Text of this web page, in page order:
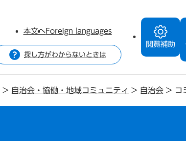
閲覧補助
本文へForeign languages
探し方がわからないときは
> 自治会・協働・地域コミュニティ > 自治会 > コ